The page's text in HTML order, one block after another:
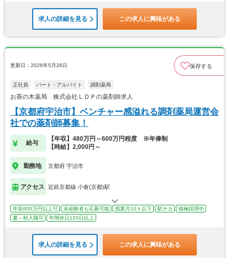
求人の詳細を見る この求人に興味がある
更新日：2026年5月26日 保存する
正社員 パート・アルバイト 調剤薬局
お茶の木薬局 株式会社ＬＤＰの薬剤師求人
【京都府宇治市】ベンチャー感溢れる調剤薬局運営会
社での薬剤師募集！
給与
【年収】480万円～600万円程度 ※年俸制
【時給】2,000円～
勤務地 京都府 宇治市
アクセス 近鉄京都線 小倉(京都)駅
年収600万円以上可 未経験者も応募可能 残業月10ｈ以下 駅チカ
積極採用中
夏～秋入職可
年間休日120日以上
求人の詳細を見る この求人に興味がある